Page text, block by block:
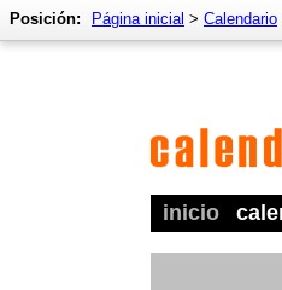
inicio
Posición: Página inicial > Calendario